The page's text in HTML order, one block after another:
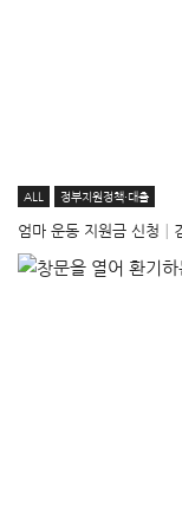
ALL 정부지원정책·대출
엄마 운동 지원금 신청│